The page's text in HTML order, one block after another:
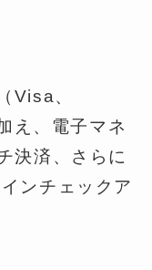
Visa、
え、電子マネ
決済、さらに
ンチェックア